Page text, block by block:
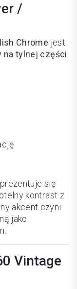
/
Chrome jest
na tylnej części
się
kontrast z
akcent czyni
jako
Vintage